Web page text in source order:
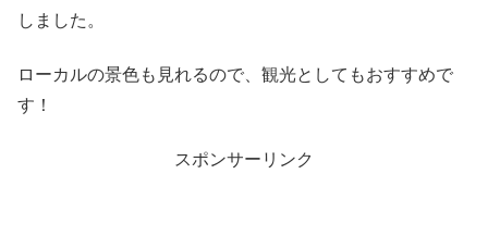
しました。
ローカルの景色も見れるので、観光としてもおすすめで
す！
スポンサーリンク